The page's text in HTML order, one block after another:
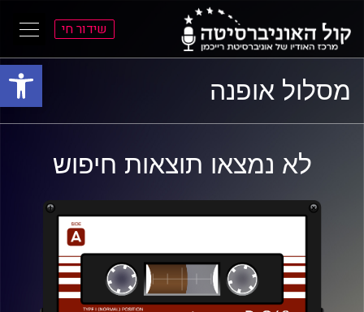
פתח
התפריט
הראשי
התוכן
הראשי
שידור חי
מסלול אופנה
לא נמצאו תוצאות חיפוש